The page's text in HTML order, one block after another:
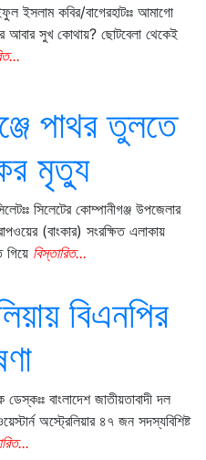
ইসলাম কবির/বাগেরহাটঃঃ আমাগো
আবার সুখ কোথায়? ছোটবেলা থেকেই
পাথর তুলতে
মৃত্যু
সিলেটের কোম্পানীগঞ্জ উপজেলার
(বাংকার) সংরক্ষিত এলাকায়
গিয়ে বিস্তারিত...
বিএনপির
বাংলাদেশ জাতীয়তাবাদী দল
অস্ট্রেলিয়ার ৪৭ জন সদস্যবিশিষ্ট